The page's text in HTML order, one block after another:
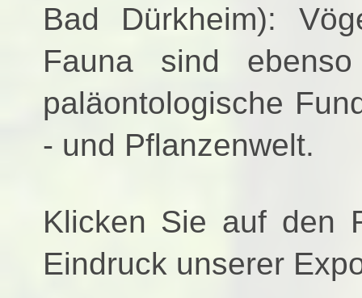
Bad Dürkheim):
Fauna sind
paläontologische
- und Pflanzenwelt.
Klicken Sie auf den
Eindruck unserer